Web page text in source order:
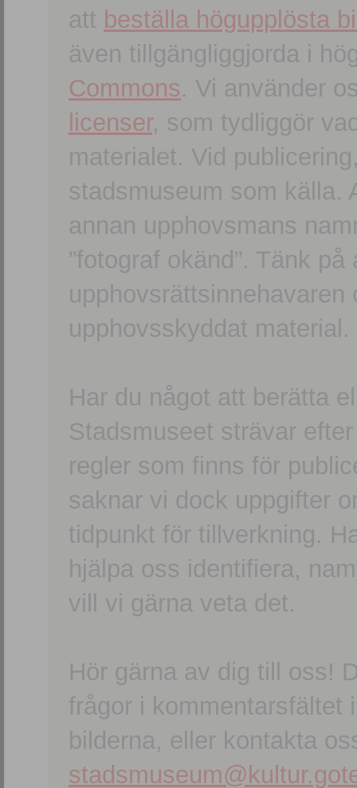
att beställa högupplösta
även tillgängliggjorda i
Commons. Vi använder
licenser, som tydliggör
materialet. Vid
stadsmuseum som källa.
annan upphovsmans
”fotograf okänd”. Tänk
upphovsskyddat material.
Har du något att berätta
Stadsmuseet strävar
regler som finns för
saknar vi dock uppgifter
tidpunkt för tillverkning.
hjälpa oss identifiera,
vill vi gärna veta det.
Hör gärna av dig till oss!
frågor i kommentarsfältet
bilderna, eller kontakta